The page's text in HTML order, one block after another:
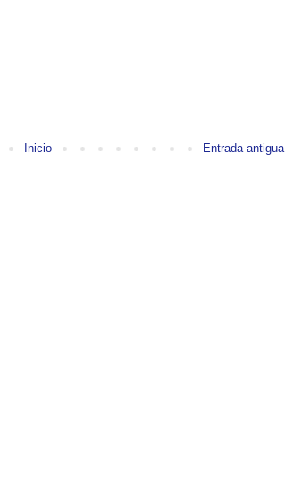
Entrada antigua
Inicio